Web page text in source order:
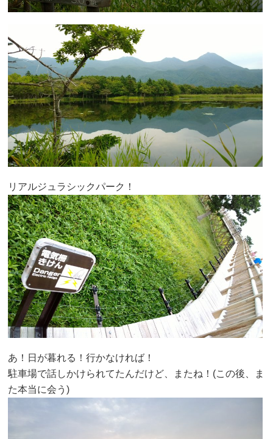
リアルジュラシックパーク！
あ！日が暮れる！行かなければ！
駐車場で話しかけられてたんだけど、またね！(この後、ま
た本当に会う)